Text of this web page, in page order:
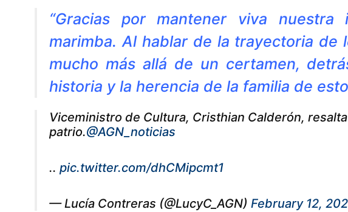
“Gracias por mantener viva
marimba. Al hablar de la trayectoria de
mucho más allá de un certamen,
historia y la herencia de la familia de
Viceministro de Cultura, Cristhian Calderón,
patrio.@AGN_noticias
.. pic.twitter.com/dhCMipcmt1
— Lucía Contreras (@LucyC_AGN) February 12,